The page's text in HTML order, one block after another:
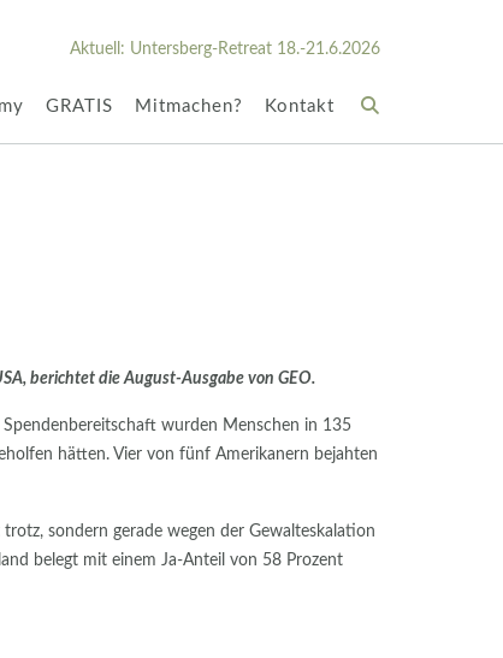
Aktuell: Untersberg-Retreat 18.-21.6.2026
GRATIS Mitmachen? Kontakt
berichtet die August-Ausgabe von GEO.
wurden Menschen in 135
hätten. Vier von fünf Amerikanern bejahten
sondern gerade wegen der Gewalteskalation
belegt mit einem Ja-Anteil von 58 Prozent